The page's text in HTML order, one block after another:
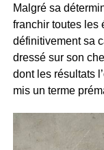
Malgré sa
franchir toutes les
définitivement sa
dressé sur son
dont les résultats
mis un terme